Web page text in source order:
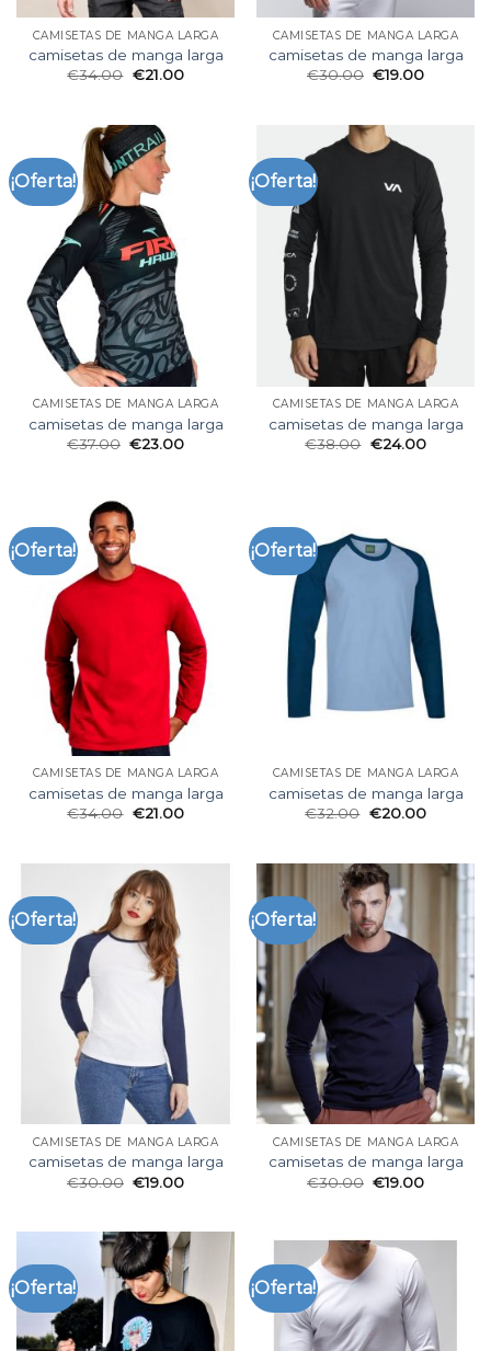
CAMISETAS DE MANGA LARGA
camisetas de manga larga
€34.00 €21.00
CAMISETAS DE MANGA LARGA
camisetas de manga larga
€30.00 €19.00
¡Oferta!
CAMISETAS DE MANGA LARGA
camisetas de manga larga
€37.00 €23.00
¡Oferta!
CAMISETAS DE MANGA LARGA
camisetas de manga larga
€38.00 €24.00
¡Oferta!
CAMISETAS DE MANGA LARGA
camisetas de manga larga
€34.00 €21.00
¡Oferta!
CAMISETAS DE MANGA LARGA
camisetas de manga larga
€32.00 €20.00
¡Oferta!
CAMISETAS DE MANGA LARGA
camisetas de manga larga
€30.00 €19.00
¡Oferta!
CAMISETAS DE MANGA LARGA
camisetas de manga larga
€30.00 €19.00
¡Oferta! ¡Oferta!